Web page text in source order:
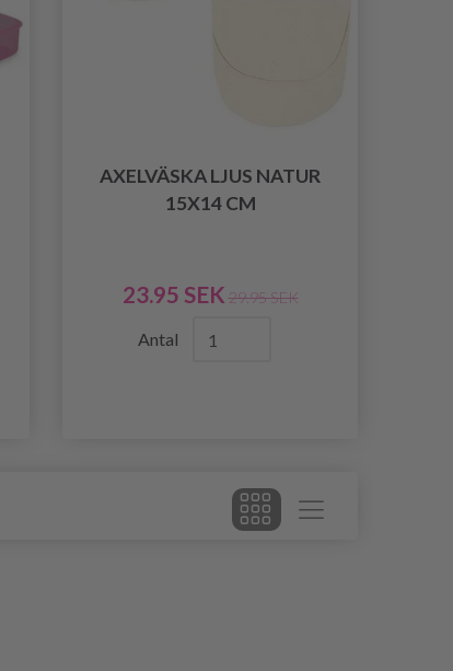
AXELVÄSKA LJUS NATUR
15X14 CM
23.95 SEK 29.95 SEK
Antal